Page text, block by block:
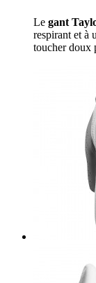
Le gant
respirant et à
toucher doux